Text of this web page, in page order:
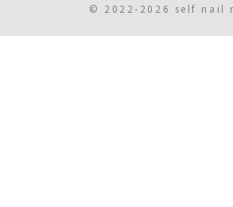
© 2022-2026 self nail